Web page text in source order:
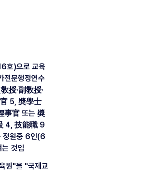
호)으로 교육
전문행정연수
授·副敎授·
5, 奬學士
事官 또는 奬
4, 技能職 9
정원중 6인(6
것임
원"을 "국제교